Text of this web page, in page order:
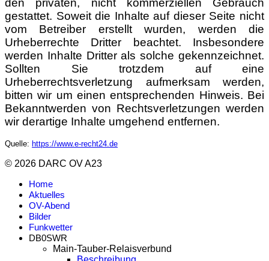
gestattet. Soweit die Inhalte auf dieser Seite nicht
vom Betreiber erstellt wurden, werden die
Urheberrechte Dritter beachtet. Insbesondere
werden Inhalte Dritter als solche gekennzeichnet.
Sollten Sie trotzdem auf eine
Urheberrechtsverletzung aufmerksam werden,
bitten wir um einen entsprechenden Hinweis. Bei
Bekanntwerden von Rechtsverletzungen werden
wir derartige Inhalte umgehend entfernen.
Quelle: https://www.e-recht24.de
© 2026 DARC OV A23
Home
Aktuelles
OV-Abend
Bilder
Funkwetter
DB0SWR
Main-Tauber-Relaisverbund